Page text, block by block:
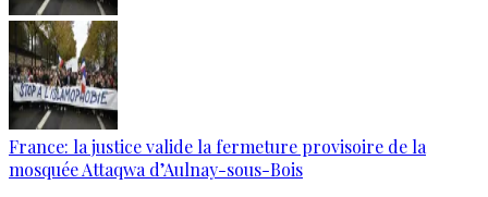
France: la justice valide la fermeture provisoire de la
mosquée Attaqwa d’Aulnay-sous-Bois